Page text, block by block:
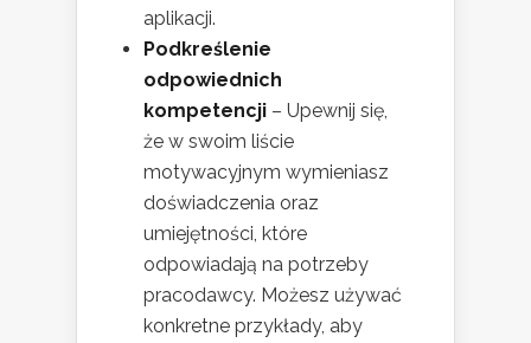
aplikacji.
Podkreślenie
odpowiednich
kompetencji – Upewnij się,
że w swoim liście
motywacyjnym wymieniasz
doświadczenia oraz
umiejętności, które
odpowiadają na potrzeby
pracodawcy. Możesz używać
konkretne przykłady, aby